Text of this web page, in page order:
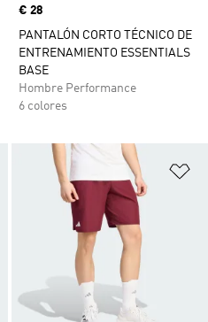
Precio
€ 28
PANTALÓN CORTO TÉCNICO DE
ENTRENAMIENTO ESSENTIALS
BASE
Hombre Performance
6 colores
Añadir a la lista de deseos